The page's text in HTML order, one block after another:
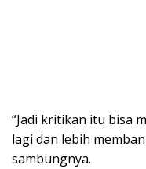
“Jadi kritikan itu bisa
lagi dan lebih
sambungnya.